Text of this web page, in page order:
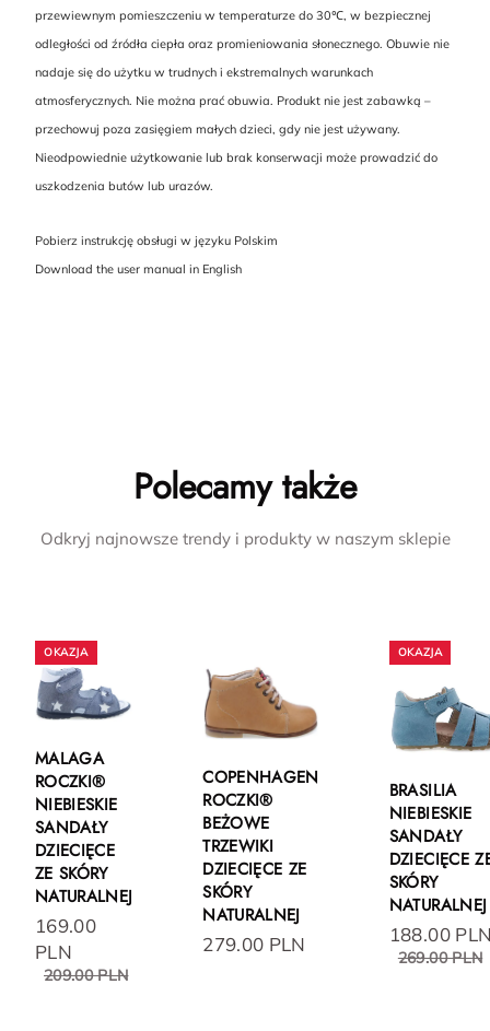
przewiewnym pomieszczeniu w temperaturze do 30℃, w bezpiecznej
odległości od źródła ciepła oraz promieniowania słonecznego. Obuwie nie
nadaje się do użytku w trudnych i ekstremalnych warunkach
atmosferycznych. Nie można prać obuwia. Produkt nie jest zabawką –
przechowuj poza zasięgiem małych dzieci, gdy nie jest używany.
Nieodpowiednie użytkowanie lub brak konserwacji może prowadzić do
uszkodzenia butów lub urazów.
Pobierz instrukcję obsługi w języku Polskim
Download the user manual in English
Polecamy także
Odkryj najnowsze trendy i produkty w naszym sklepie
MALAGA
ROCZKI®
NIEBIESKIE
SANDAŁY
DZIECIĘCE
ZE SKÓRY
NATURALNEJ
169.00
PLN
209.00 PLN
COPENHAGEN
ROCZKI®
BEŻOWE
TRZEWIKI
DZIECIĘCE ZE
SKÓRY
NATURALNEJ
279.00 PLN
BRASILIA
NIEBIESKIE
SANDAŁY
DZIECIĘCE
SKÓRY
NATURALNEJ
188.00
269.00 PLN